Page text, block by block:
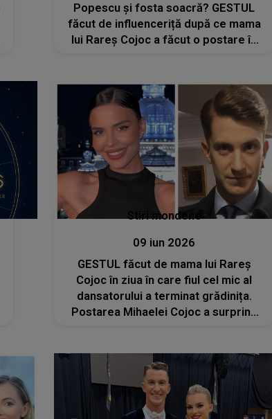
Popescu și fosta soacră? GESTUL
făcut de influenceriță după ce mama
lui Rareș Cojoc a făcut o postare în
Stiri mondene
09 iun 2026
GESTUL făcut de mama lui Rareș
Cojoc în ziua în care fiul cel mic al
dansatorului a terminat grădinița.
Postarea Mihaelei Cojoc a surprins